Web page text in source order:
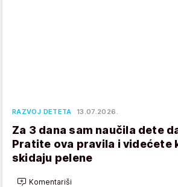
RAZVOJ DETETA 13.07.2026.
Za 3 dana sam naučila dete
Pratite ova pravila i videćete
skidaju pelene
Komentariši